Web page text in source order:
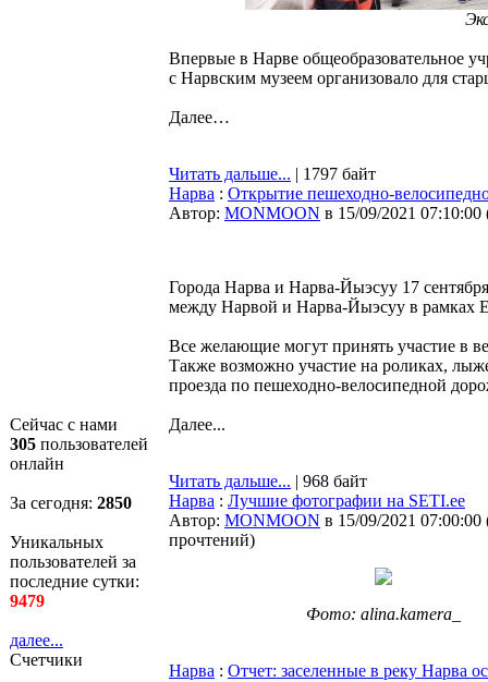
Сейчас с нами
305 пользователей
онлайн
За сегодня: 2850
Уникальных
пользователей за
последние сутки:
9479
далее...
Счетчики
Впервые в Нарве общеобразовательное
с Нарвским музеем организовало для
Далее…
Читать дальше... | 1797 байт
Нарва : Открытие пешеходно-
Автор: MONMOON в 15/09/2021 07:10:00
Города Нарва и Нарва-Йыэсуу 17
между Нарвой и Нарва-Йыэсуу в рамках
Все желающие могут принять участие в
Также возможно участие на роликах,
проезда по пешеходно-велосипедной
Далее...
Читать дальше... | 968 байт
Нарва : Лучшие фотографии на SETI.ee
Автор: MONMOON в 15/09/2021 07:00:00
прочтений)
Фото: alina.kamera_
Нарва : Отчет: заселенные в реку Нарва